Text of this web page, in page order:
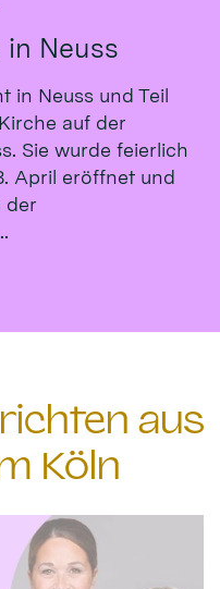
Neuss
in Neuss und Teil
auf der
Sie wurde feierlich
April eröffnet und
der
aus
Köln